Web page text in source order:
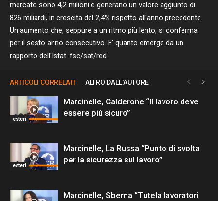
mercato sono 4,2 milioni e generano un valore aggiunto di
826 miliardi, in crescita del 2,4% rispetto all'anno precedente.
Un aumento che, seppure a un ritmo più lento, si conferma
per il sesto anno consecutivo. E' quanto emerge da un
rapporto dell'Istat. fsc/sat/red
ARTICOLI CORRELATI ALTRO DALL'AUTORE
esteri
Marcinelle, Calderone “Il lavoro deve
essere più sicuro”
esteri
Marcinelle, La Russa “Punto di svolta
per la sicurezza sul lavoro”
Marcinelle, Sberna “Tutela lavoratori